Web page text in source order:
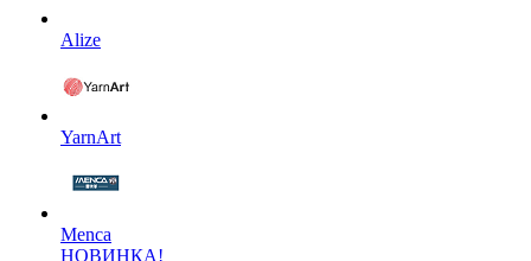
Alize
YarnArt
Menca
НОВИНКА!